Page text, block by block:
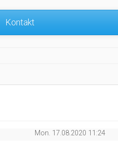
Kontakt
Mon. 17.08.2020 11:24